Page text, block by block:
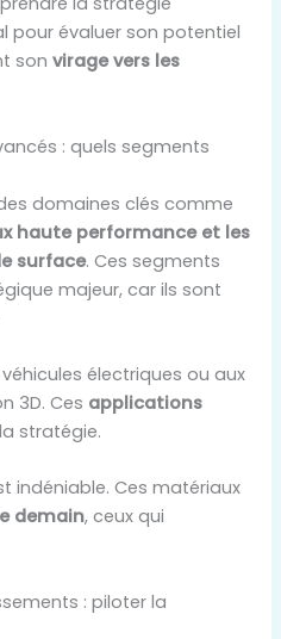
pour évaluer son potentiel
sonvirage vers les
: quels segments
domaines clés comme
haute performance et les
surface. Ces segments
majeur, car ils sont
électriques ou aux
3D. Ces applications
stratégie.
indéniable. Ces matériaux
demain, ceux qui
: piloter la